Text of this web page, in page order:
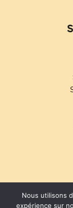
Nous utilisons
expérience sur